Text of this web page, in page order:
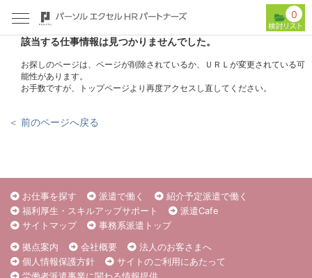
0
該当する仕事情報は見つかりませんでした。
お探しのページは、ページが削除されているか、ＵＲＬが変更されている可
能性があります。
お手数ですが、トップページより再度アクセスし直してください。
＜ 前のページへ戻る
お仕事を探す 派遣で働く
紹介予定派遣で働く
福利厚生・スキルアップサポート
派遣Cafe
サイトマップ
事務系派遣トップ
拠点案内
会社概要
法人のお客さまへ
個人情報保護方針
サイトのご利用にあたって